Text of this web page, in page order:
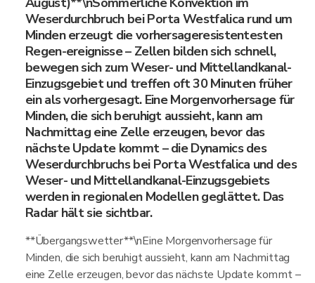
Weserdurchbruch bei Porta Westfalica rund um
Minden erzeugt die vorhersageresistentesten
Regen-ereignisse – Zellen bilden sich schnell,
bewegen sich zum Weser- und Mittellandkanal-
Einzugsgebiet und treffen oft 30 Minuten früher
ein als vorhergesagt. Eine Morgenvorhersage für
Minden, die sich beruhigt aussieht, kann am
Nachmittag eine Zelle erzeugen, bevor das
nächste Update kommt – die Dynamics des
Weserdurchbruchs bei Porta Westfalica und des
Weser- und Mittellandkanal-Einzugsgebiets
werden in regionalen Modellen geglättet. Das
Radar hält sie sichtbar.
**Übergangswetter**\nEine Morgenvorhersage für
Minden, die sich beruhigt aussieht, kann am Nachmittag
eine Zelle erzeugen, bevor das nächste Update kommt –